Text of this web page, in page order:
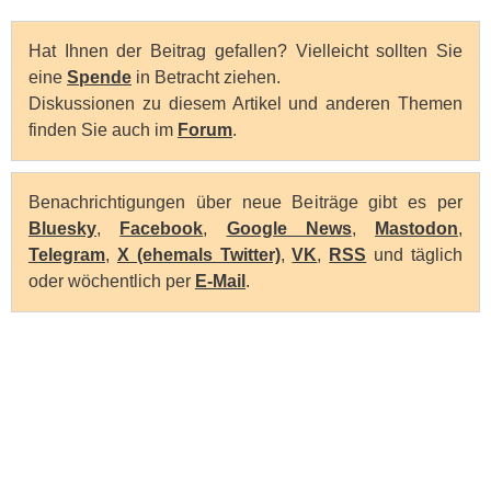
Hat Ihnen der Beitrag gefallen? Vielleicht sollten Sie
eine Spende in Betracht ziehen.
Diskussionen zu diesem Artikel und anderen Themen
finden Sie auch im Forum.
Benachrichtigungen über neue Beiträge gibt es per
Bluesky, Facebook, Google News, Mastodon,
Telegram, X (ehemals Twitter),VK, RSS und täglich
oder wöchentlich per E-Mail .